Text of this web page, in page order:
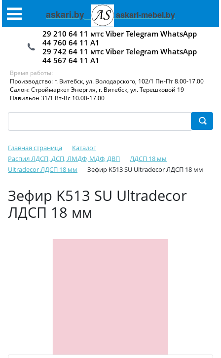
askari.by askari-mebel.by
29 210 64 11 мтс Viber Telegram WhatsApp
44 760 64 11 А1
29 742 64 11 мтс Viber Telegram WhatsApp
44 567 64 11 А1
Время работы:
Производство: г. Витебск, ул. Володарского, 102/1 Пн-Пт 8.00-17.00
Салон: Строймаркет Энергия, г. Витебск, ул. Терешковой 19
Павильон 31/1 Вт-Вс 10.00-17.00
Главная страница
Каталог
Распил ЛДСП, ДСП, ЛМДФ, МДФ, ДВП
ЛДСП 18 мм
Ultradecor ЛДСП 18 мм
Зефир K513 SU Ultradecor ЛДСП 18 мм
Зефир K513 SU Ultradecor
ЛДСП 18 мм